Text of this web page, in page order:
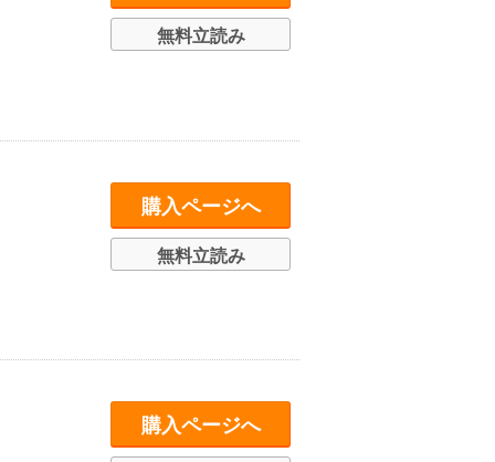
無料立読み
購入ページへ
無料立読み
購入ページへ